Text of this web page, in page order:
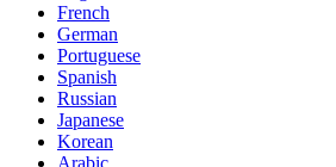
French
German
Portuguese
Spanish
Russian
Japanese
Korean